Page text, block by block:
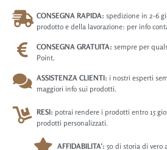
CONSEGNA RAPIDA: spedizione in 2-6
prodotto e della lavorazione: per info
CONSEGNA GRATUITA: sempre per
Point.
ASSISTENZA CLIENTI: i nostri esperti
maggiori info sui prodotti.
RESI: potrai rendere i prodotti entro 15
prodotti personalizzati.
AFFIDABILITA’: 50 di storia di vero